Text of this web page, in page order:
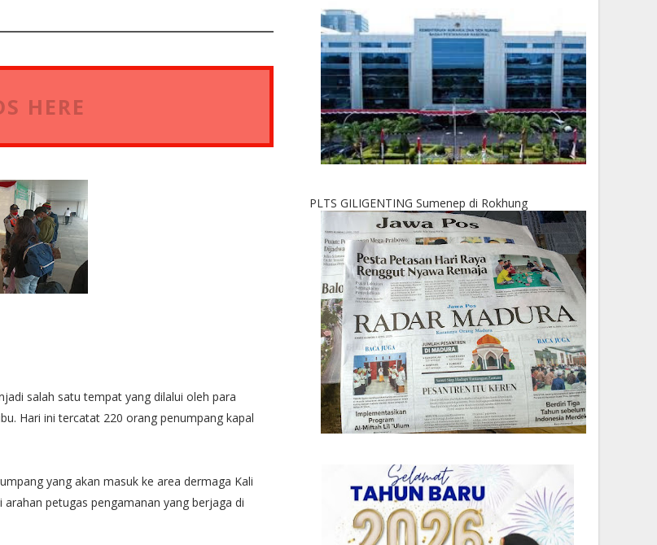
HERE
salah satu tempat yang dilalui oleh para
Hari ini tercatat 220 orang penumpang kapal
yang akan masuk ke area dermaga Kali
petugas pengamanan yang berjaga di
PLTS GILIGENTING Sumenep di Rokhung